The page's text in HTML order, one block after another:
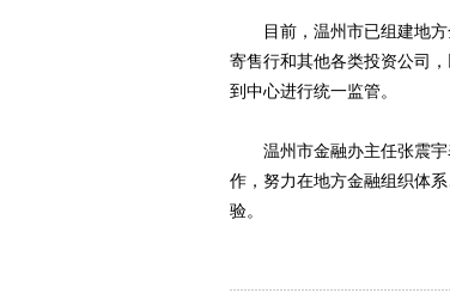
目前，温州市已组建地方
寄售行和其他各类投资公司
到中心进行统一监管。
温州市金融办主任张震宇
作，努力在地方金融组织体
验。